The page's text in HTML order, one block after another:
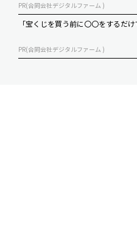
PR(合同会社デジタルファーム )
「宝くじを買う前に〇〇をするだ
PR(合同会社デジタルファーム )